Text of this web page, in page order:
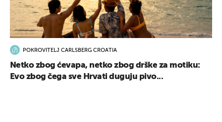
POKROVITELJ CARLSBERG CROATIA
Netko zbog ćevapa, netko zbog drške za motiku:
Evo zbog čega sve Hrvati duguju pivo...